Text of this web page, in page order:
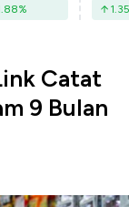
% 1.35
Catat
9 Bulan